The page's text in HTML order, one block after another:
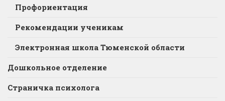
Профориентация
Рекомендации ученикам
Электронная школа Тюменской области
Дошкольное отделение
Страничка психолога